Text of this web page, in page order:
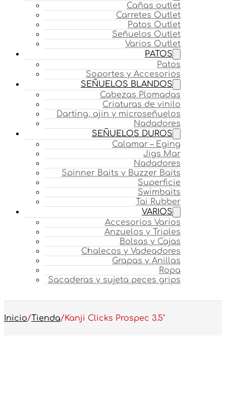
Cañas outlet
Carretes Outlet
Patos Outlet
Señuelos Outlet
Varios Outlet
PATOS
Patos
Soportes y Accesorios
SEÑUELOS BLANDOS
Cabezas Plomadas
Criaturas de vinilo
Darting, ajin y microseñuelos
Nadadores
SEÑUELOS DUROS
Calamar – Eging
Jigs Mar
Nadadores
Spinner Baits y Buzzer Baits
Superficie
Swimbaits
Tai Rubber
VARIOS
Accesorios Varios
Anzuelos y Triples
Bolsas y Cajas
Chalecos y Vadeadores
Grapas y Anillas
Ropa
Sacaderas y sujeta peces grips
Inicio/Tienda/Kanji Clicks Prospec 3.5"